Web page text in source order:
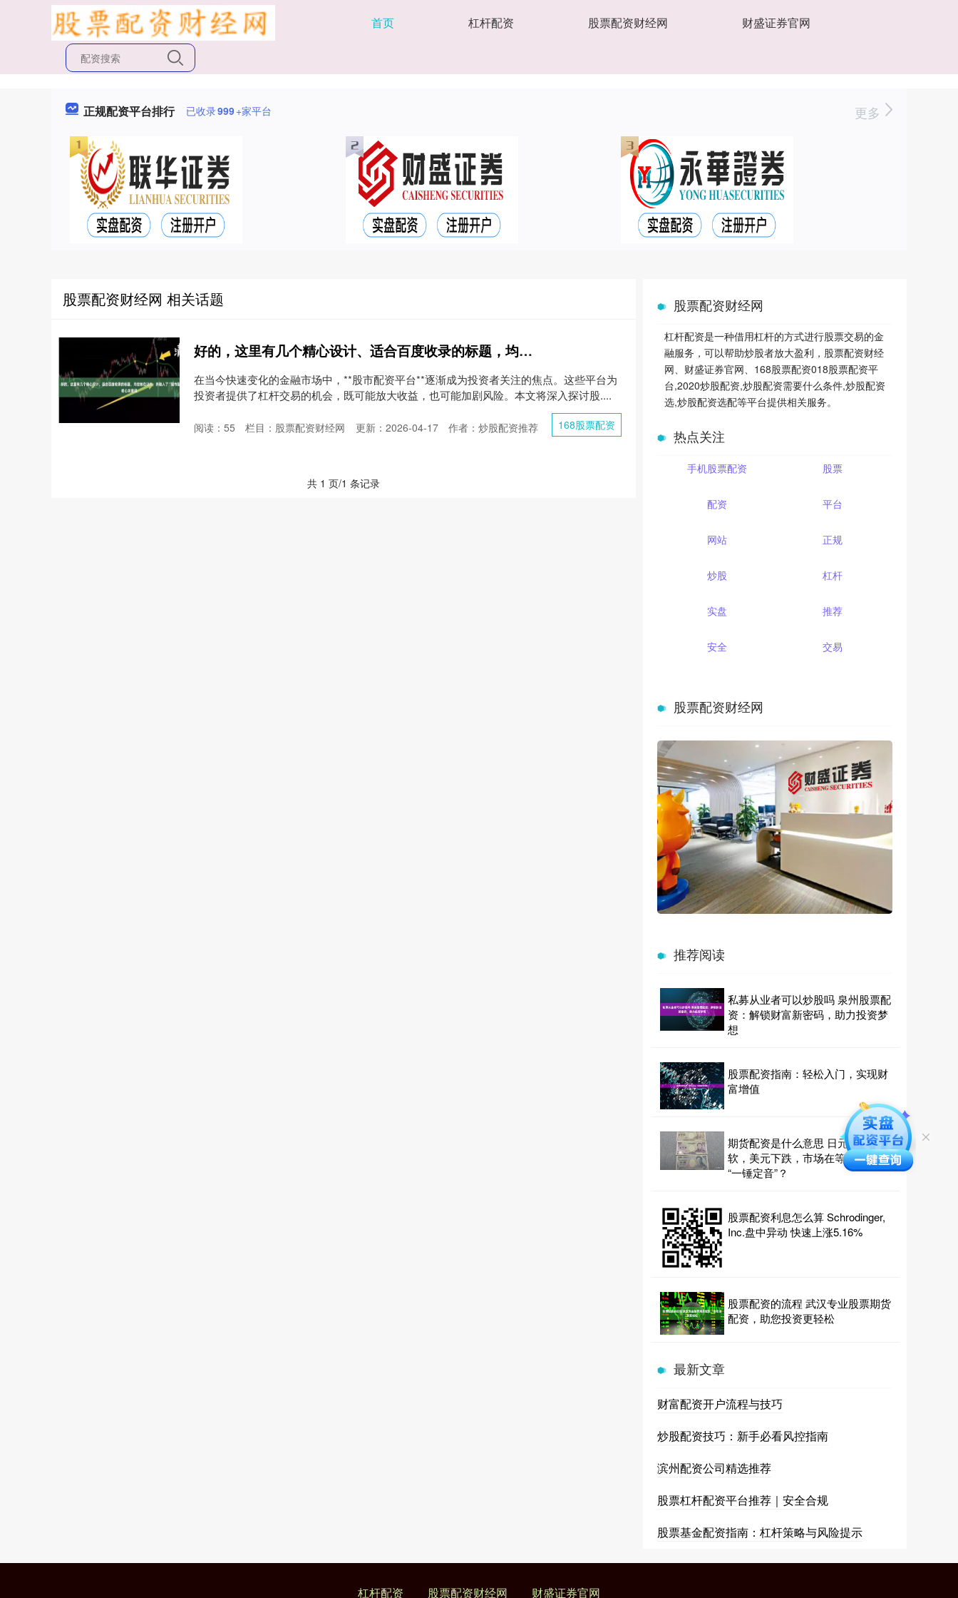
首页 杠杆配资 股票配资财经网 财盛证券官网
正规配资平台排行 已收录999+家平台 更多
股票配资财经网 相关话题
好的，这里有几个精心设计、适合百度收录的标题，均控制在以内，并融入了“股市配资平台”这一核心关键词：
在当今快速变化的金融市场中，**股市配资平台**逐渐成为投资者关注的焦点。这些平台为
投资者提供了杠杆交易的机会，既可能放大收益，也可能加剧风险。本文将深入探讨股....
168股票配资
更新：2026-04-17 作者：炒股配资推荐
阅读： 55 栏目： 股票配资财经网
共 1 页/1 条记录
股票配资财经网
杠杆配资是一种借用杠杆的方式进行股票交易的金
融服务，可以帮助炒股者放大盈利，股票配资财经
网、财盛证券官网、168股票配资018股票配资平
台,2020炒股配资,炒股配资需要什么条件,炒股配资
选,炒股配资选配等平台提供相关服务。
热点关注
手机股票配资 股票
配资 平台
网站 正规
炒股 杠杆
实盘 推荐
安全 交易
股票配资财经网
推荐阅读
私募从业者可以炒股吗 泉州股票配
资：解锁财富新密码，助力投资梦
想
股票配资指南：轻松入门，实现财
富增值
期货配资是什么意思 日元持续疲
软，美元下跌，市场在等CPI数据
“一锤定音”？
股票配资利息怎么算 Schrodinger,
Inc.盘中异动 快速上涨5.16%
股票配资的流程 武汉专业股票期货
配资，助您投资更轻松
最新文章
财富配资开户流程与技巧
炒股配资技巧：新手必看风控指南
滨州配资公司精选推荐
股票杠杆配资平台推荐｜安全合规
股票基金配资指南：杠杆策略与风险提示
杠杆配资 股票配资财经网 财盛证券官网